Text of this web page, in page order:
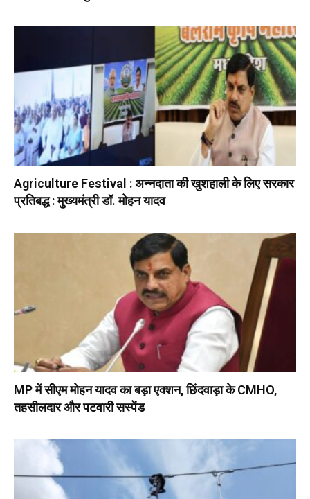
Agriculture Festival : अन्नदाता की खुशहाली के लिए सरकार
प्रतिबद्ध : मुख्यमंत्री डॉ. मोहन यादव
MP में सीएम मोहन यादव का बड़ा एक्शन, छिंदवाड़ा के CMHO,
तहसीलदार और पटवारी सस्पेंड